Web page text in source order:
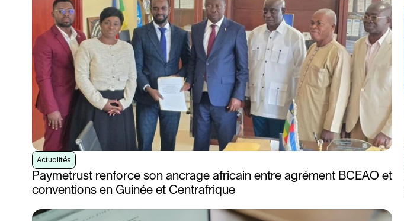
Actualités
Paymetrust renforce son ancrage africain entre agrément BCEAO et
conventions en Guinée et Centrafrique